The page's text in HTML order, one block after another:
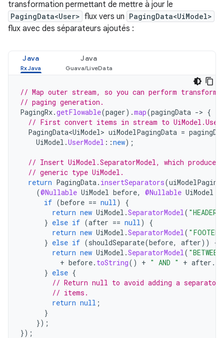
transformation permettant de mettre à jour le
PagingData<User> flux vers un PagingData<UiModel>
flux avec des séparateurs ajoutés :
Java Java
// Map outer stream, so you can perform
// paging generation.
PagingRx.getFlowable(pager).map(pagingData -> {
// First convert items in stream to
PagingData<UiModel> uiModelPagingData =
UiModel .UserModel ::new);
// Insert UiModel.SeparatorModel, which produces
// generic type UiModel.
return PagingData. insertSeparators(
(@Nullable UiModel before, @Nullable UiModel
if (before == null)
{
return new UiModel .SeparatorModel( "HEADER"
} else if (after == null)
{
return new UiModel .SeparatorModel( "FOOTER"
} else if (shouldSeparate(before, after))
{
return new UiModel .SeparatorModel(
+ before. toString() + " AND " + after .
} else {
// Return null to avoid adding a separator
// items.
return null ;
}
});
});